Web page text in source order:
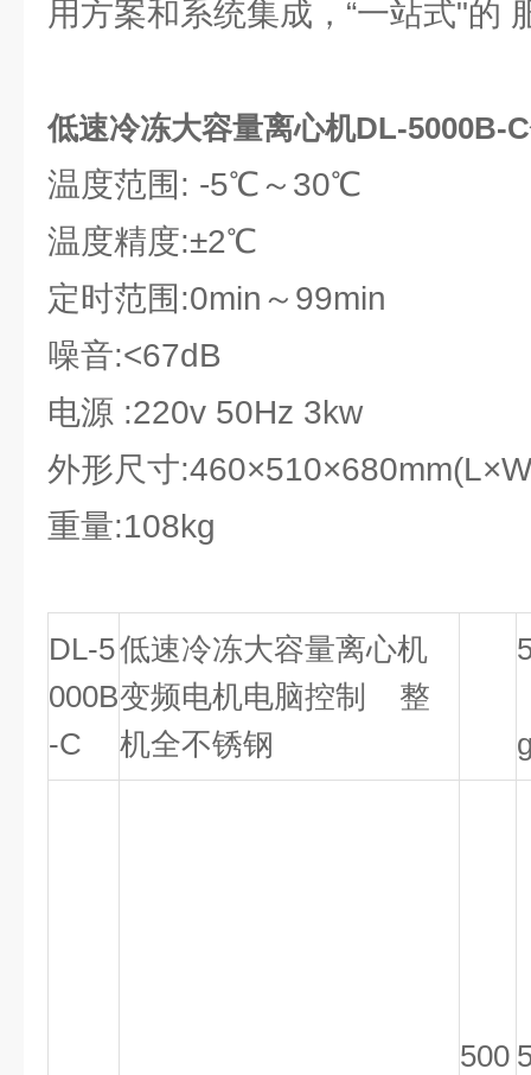
用方案和系统集成，“一站式"的
低速冷冻大容量离心机DL-5000B-
温度范围: -5℃～30℃
温度精度:±2℃
定时范围:0min～99min
噪音:<67dB
电源 :220v 50Hz 3kw
外形尺寸
重量:108kg
DL-5
000B
-C
低速冷冻大容量离心机
变频电机电脑控制 整
机全不锈钢
500